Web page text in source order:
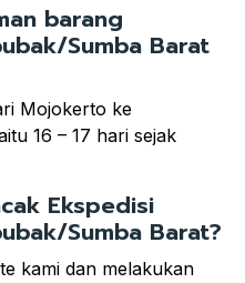
barang
Sumba Barat
Mojokerto ke
16 – 17 hari sejak
Ekspedisi
Sumba Barat?
kami dan melakukan